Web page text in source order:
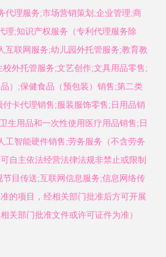
代理服务;市场营销策划;企业管理;商
理;知识产权服务（专利代理服务除
互联网服务;幼儿园外托管服务;教育教
外托管服务;文艺创作;文具用品零售;
）;保健食品（预包装）销售;第二类
卡代理销售;服装服饰零售;日用品销
生用品和一次性使用医疗用品销售;日
工智能硬件销售;劳务服务（不含劳务
自主依法经营法律法规非禁止或限制
目传送;互联网信息服务;信息网络传
的项目，经相关部门批准后方可开展
关部门批准文件或许可证件为准）